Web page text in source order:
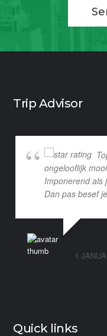
Trip Advisor
ongelooflijk
Imponerend als
Dan pas besef
1
Quick links